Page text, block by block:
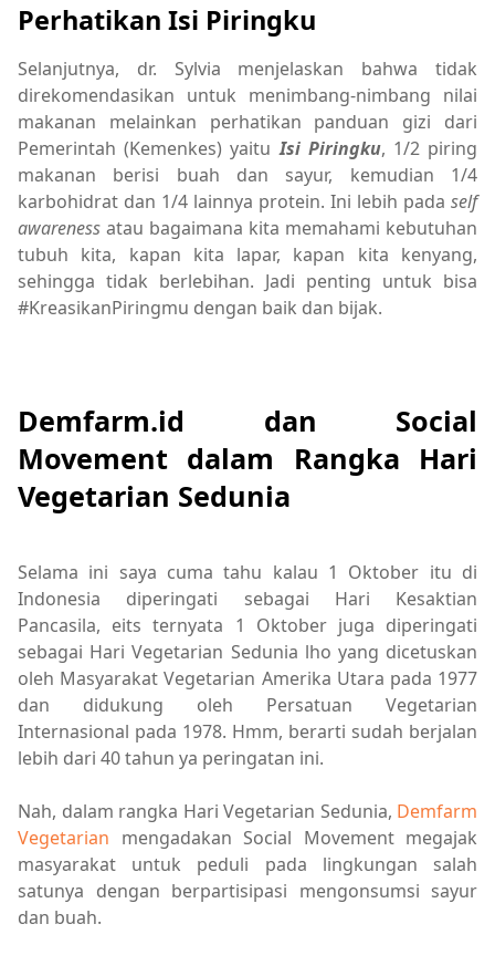
Perhatikan Isi Piringku
Selanjutnya, dr. Sylvia menjelaskan bahwa tidak
direkomendasikan untuk menimbang-nimbang nilai
makanan melainkan perhatikan panduan gizi dari
Pemerintah (Kemenkes) yaituIsi Piringku, 1/2 piring
makanan berisi buah dan sayur, kemudian 1/4
karbohidrat dan 1/4 lainnya protein. Ini lebih pada self
awareness atau bagaimana kita memahami kebutuhan
tubuh kita, kapan kita lapar, kapan kita kenyang,
sehingga tidak berlebihan. Jadi penting untuk bisa
#KreasikanPiringmu dengan baik dan bijak.
Demfarm.id dan Social
Movement dalam Rangka Hari
Vegetarian Sedunia
Selama ini saya cuma tahu kalau 1 Oktober itu di
Indonesia diperingati sebagai Hari Kesaktian
Pancasila, eits ternyata 1 Oktober juga diperingati
sebagai Hari Vegetarian Sedunia lho yang dicetuskan
oleh Masyarakat Vegetarian Amerika Utara pada 1977
dan didukung oleh Persatuan Vegetarian
Internasional pada 1978. Hmm, berarti sudah berjalan
lebih dari 40 tahun ya peringatan ini.
Nah, dalam rangka Hari Vegetarian Sedunia, Demfarm
Vegetarian mengadakan Social Movement megajak
masyarakat untuk peduli pada lingkungan salah
satunya dengan berpartisipasi mengonsumsi sayur
dan buah.